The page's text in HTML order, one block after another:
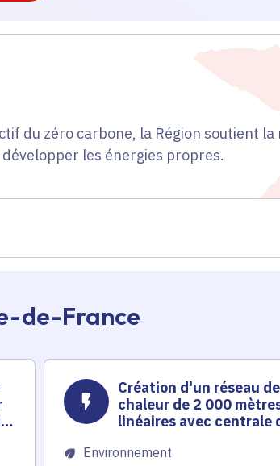
du zéro carbone, la Région soutient
les énergies propres.
de-France
Création d'un réseau de
chaleur de 2 000
linéaires avec centrale
pour le Smirec
Environnement